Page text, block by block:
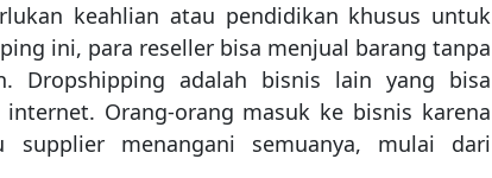
keahlian atau pendidikan khusus untuk
ini, para reseller bisa menjual barang tanpa
Dropshipping adalah bisnis lain yang bisa
Orang-orang masuk ke bisnis karena
supplier menangani semuanya, mulai dari